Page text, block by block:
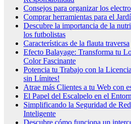
Consejos para organizar los
Comprar herramientas para el
Descubre la importancia de la
los futbolistas
Características de la flauta traversa
Efecto Balayage: Transforma tu
Color Fascinante
Potencia tu Trabajo con la
sin Límites!
Atrae más Clientes a tu Web con
El Papel del Escalpelo en el
Simplificando la Seguridad de
Inteligente